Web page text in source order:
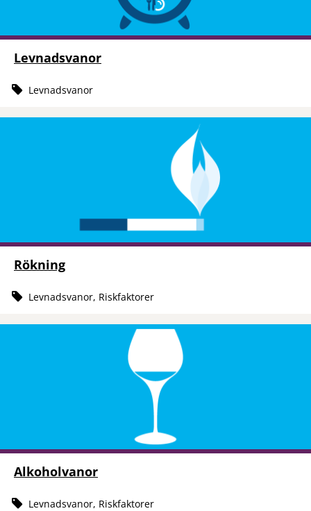
Levnadsvanor
Levnadsvanor
Rökning
Levnadsvanor, Riskfaktorer
Alkoholvanor
Levnadsvanor, Riskfaktorer